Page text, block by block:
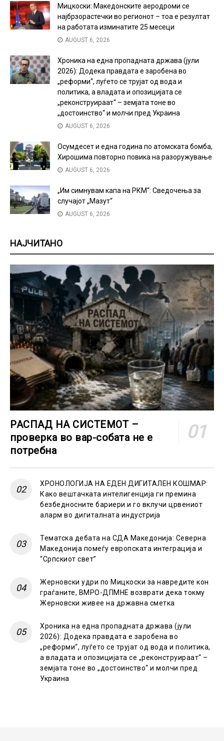
Мицкоски: Македонските аеродроми се
најбрзорастечки во регионот – тоа е резултат
на работата изминатите 25 месеци
AUGUST 6, 2026
Хроника на една пропадната држава (јули
2026): Додека правдата е заробена во
„реформи“, луѓето се трујат од вода и
политика, а владата и опозицијата се
„реконструираат“ – земјата тоне во
„достоинство“ и молчи пред Украина
AUGUST 6, 2026
Осумдесет и една година по атомската бомба,
Хирошима повторно повика на разоружување
AUGUST 6, 2026
„Им симнувам капа на РКМ“: Сведочења за
случајот „Мазут“
AUGUST 6, 2026
НАЈЧИТАНО
РАСПАД НА СИСТЕМОТ –
проверка во вар-собата не е
потребна
ХРОНОЛОГИЈА НА ЕДЕН ДИГИТАЛЕН КОШМАР:
Како вештачката интелигенција ги премина
безбедносните бариери и го вклучи црвениот
аларм во дигиталната индустрија
Тематска дебата на СДА Македонија: Северна
Македонија помеѓу европската интеграција и
“Српскиот свет”
Жерновски удри по Мицкоски за навредите кон
граѓаните, ВМРО-ДПМНЕ возврати дека токму
Жерновски живее на државна сметка
Хроника на една пропадната држава (јули
2026): Додека правдата е заробена во
„реформи“, луѓето се трујат од вода и политика,
а владата и опозицијата се „реконструираат“ –
земјата тоне во „достоинство“ и молчи пред
Украина